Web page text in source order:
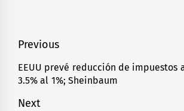
Navegación
de
entradas
Previous
Previous
post:
EEUU prevé reducción de impuestos
3.5% al 1%; Sheinbaum
Next